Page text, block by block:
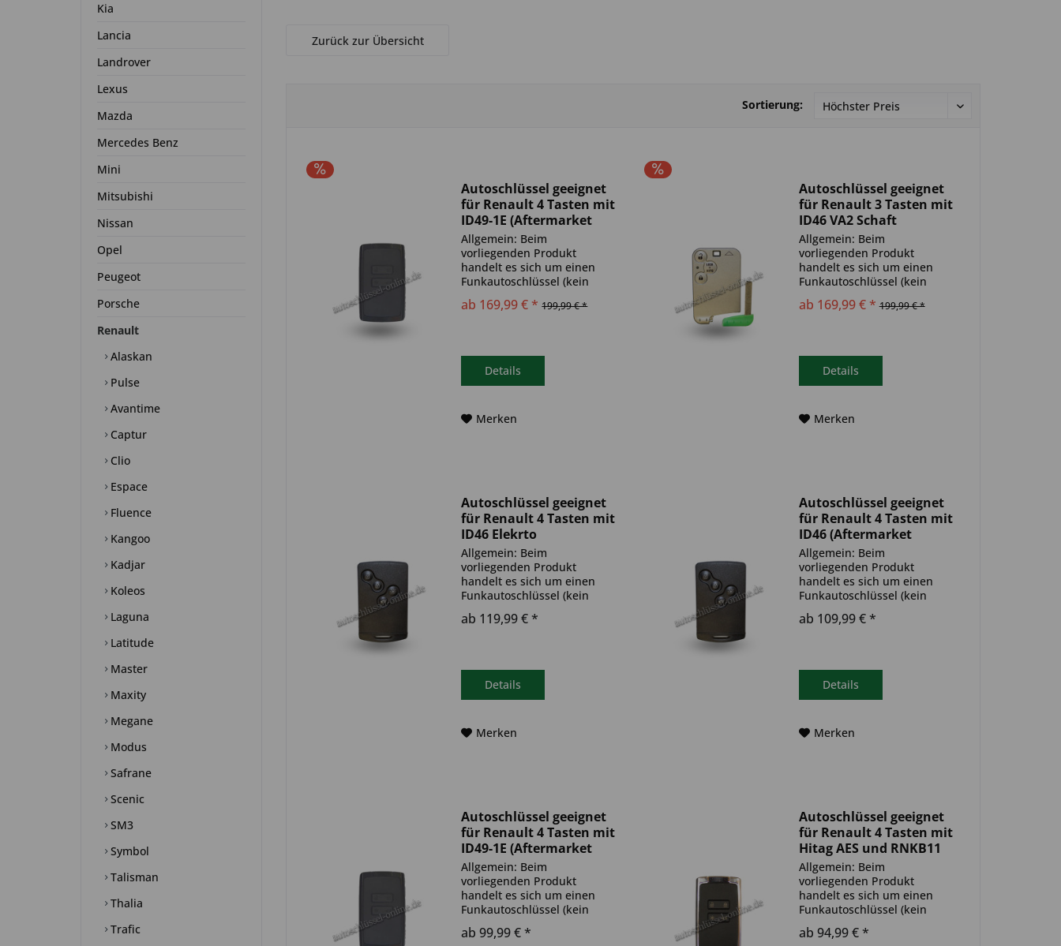
Kia
Lancia
Landrover
Lexus
Mazda
Mercedes Benz
Mini
Mitsubishi
Nissan
Opel
Peugeot
Porsche
Renault
Alaskan
Pulse
Avantime
Captur
Clio
Espace
Fluence
Kangoo
Kadjar
Koleos
Laguna
Latitude
Master
Maxity
Megane
Modus
Safrane
Scenic
SM3
Symbol
Talisman
Thalia
Trafic
Zurück zur Übersicht
Sortierung:
Autoschlüssel geeignet
für Renault 4 Tasten mit
ID49-1E (Aftermarket
Produkt)
Allgemein: Beim
vorliegenden Produkt
handelt es sich um einen
Funkautoschlüssel (kein
Wegfahrsperre
dass der Autoschlüssel
ab 169,99 € * 199,99 € *
Details
Merken
Autoschlüssel geeignet
für Renault 3 Tasten mit
ID46 VA2 Schaft
(Aftermarket Produkt)
Allgemein: Beim
vorliegenden Produkt
handelt es sich um einen
Funkautoschlüssel (kein
Wegfahrsperre
dass der Autoschlüssel
ab 169,99 € * 199,99 € *
Details
Merken
Autoschlüssel geeignet
für Renault 4 Tasten mit
ID46 Elekrto
(Aftermarket Produkt)
Allgemein: Beim
vorliegenden Produkt
handelt es sich um einen
Funkautoschlüssel (kein
Wegfahrsperre
dass der Autoschlüssel
ab 119,99 € *
Details
Merken
Autoschlüssel geeignet
für Renault 4 Tasten mit
ID46 (Aftermarket
Produkt)
Allgemein: Beim
vorliegenden Produkt
handelt es sich um einen
Funkautoschlüssel (kein
Wegfahrsperre
dass der Autoschlüssel
ab 109,99 € *
Details
Merken
Autoschlüssel geeignet
für Renault 4 Tasten mit
ID49-1E (Aftermarket
Produkt)
Allgemein: Beim
vorliegenden Produkt
handelt es sich um einen
Funkautoschlüssel (kein
Original). Es ist eine
Wegfahrsperre
ab 99,99 € *
Autoschlüssel geeignet
für Renault 4 Tasten mit
Hitag AES und RNKB11
(Aftermarket Produkt)
Allgemein: Beim
vorliegenden Produkt
handelt es sich um einen
Funkautoschlüssel (kein
Original). Es ist eine
Wegfahrsperre
ab 94,99 € *